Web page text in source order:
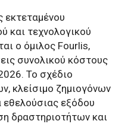
εκτεταμένου
και τεχνολογικού
ο όμιλος Fourlis,
συνολικού κόστους
Το σχέδιο
κλείσιμο ζημιογόνων
εξόδου
δραστηριοτήτων και